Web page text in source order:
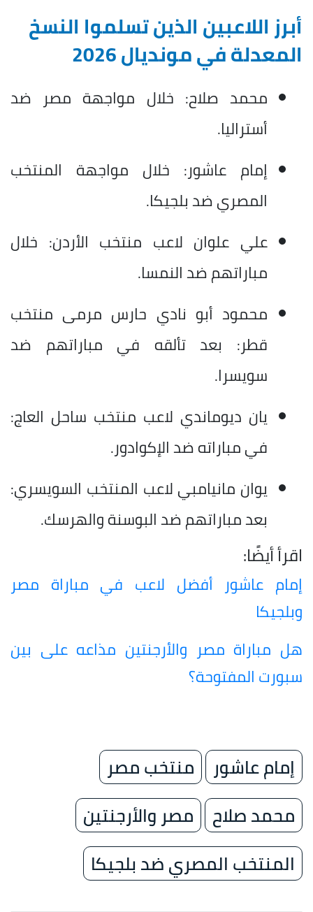
أبرز اللاعبين الذين تسلموا النسخ
المعدلة في مونديال 2026
محمد صلاح: خلال مواجهة مصر ضد
أستراليا.
إمام عاشور: خلال مواجهة المنتخب
المصري ضد بلجيكا.
علي علوان لاعب منتخب الأردن: خلال
مباراتهم ضد النمسا.
محمود أبو نادي حارس مرمى منتخب
قطر: بعد تألقه في مباراتهم ضد
سويسرا.
يان ديوماندي لاعب منتخب ساحل العاج:
في مباراته ضد الإكوادور.
يوان مانيامبي لاعب المنتخب السويسري:
بعد مباراتهم ضد البوسنة والهرسك.
اقرأ أيضًا:
إمام عاشور أفضل لاعب في مباراة مصر
وبلجيكا
هل مباراة مصر والأرجنتين مذاعه على بين
سبورت المفتوحة؟
إمام عاشور
منتخب مصر
محمد صلاح
مصر والأرجنتين
المنتخب المصري ضد بلجيكا